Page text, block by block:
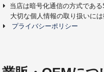
当店は暗号化通信の方式であ
大切な個人情報の取り扱いに
プライバシーポリシー